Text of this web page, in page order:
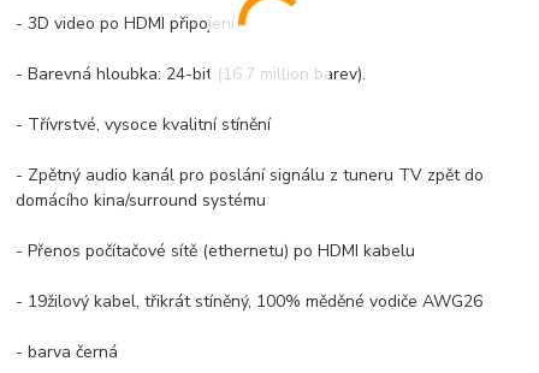
- 3D video po HDMI připojení
- Barevná hloubka: 24-bit (16.7 million barev).
- Třívrstvé, vysoce kvalitní stínění
- Zpětný audio kanál pro poslání signálu z tuneru TV zpět do
domácího kina/surround systému
- Přenos počítačové sítě (ethernetu) po HDMI kabelu
- 19žilový kabel, třikrát stíněný, 100% měděné vodiče AWG26
- barva černá